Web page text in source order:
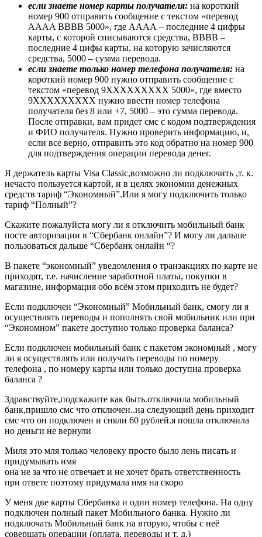
если знаете номер карты получателя: на короткий
номер 900 отправить сообщение с текстом «перевод
AAAA BBBB 5000», где АААА – последние 4 цифры
карты, с которой списываются средства, ВВВВ –
последние 4 цифы карты, на которую зачисляются
средства, 5000 – сумма перевода.
если знаете только номер телефона получателя: на
короткий номер 900 нужно отправить сообщение с
текстом «перевод 9ХХХХХХХХХ 5000», где вместо
9ХХХХХХХХХ нужно ввести номер телефона
получателя без 8 или +7, 5000 – это сумма перевода.
После отправки, вам придет смс с кодом подтверждения
и ФИО получателя. Нужно проверить информацию, и,
если все верно, отправить это код обратно на номер 900
для подтверждения операции перевода денег.
Я держатель карты Visa Classic,возможно ли подключить ,т. к.
нечасто пользуется картой, и в целях экономии денежных
средств тариф “Экономный”.Или я могу подключить только
тариф “Полный”?
Скажите пожалуйста могу ли я отключить мобильный банк
посте авторизации в “Сбербанк онлайн”? И могу ли дальше
пользоваться дальше “Сбербанк онлайн “?
В пакете “экономный” уведомления о транзакциях по карте не
приходят, т.е. начисление заработной платы, покупки в
магазине, информация обо всём этом приходить не будет?
Если подключен “Экономный” Мобильный банк, смогу ли я
осуществлять переводы и пополнять свой мобильник или при
“Экономном” пакете доступно только проверка баланса?
Если подключен мобильный банк с пакетом экономный , могу
ли я осуществлять или получать переводы по номеру
телефона , по номеру карты или только доступна проверка
баланса ?
Здравствуйте,подскажите как быть.отключила мобильный
банк,пришло смс что отключен..на следующий день приходит
смс что он подключен и сняли 60 рублей.я пошла отключила
но деньги не вернули
Миля это мля только человеку просто было лень писать и
придумывать имя
она не за что не отвечает и не хочет брать ответственность
при ответе поэтому придумала имя на скоро
У меня две карты Сбербанка и один номер телефона. На одну
подключен полный пакет Мобильного банка. Нужно ли
подключать Мобильный банк на вторую, чтобы с неё
совершать операции (оплата, переводы и т. д.)